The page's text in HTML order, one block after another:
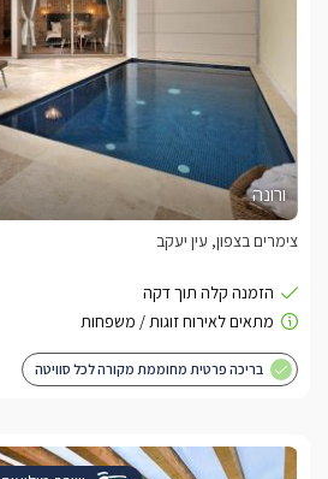
ורונה
צימרים בצפון, עין יעקב
בריכה פרטית מחוממת מקורה לכל סוויטה